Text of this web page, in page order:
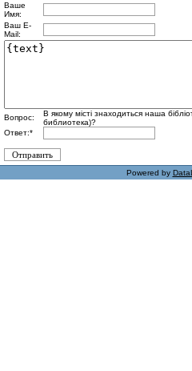
Ваше
Имя:
Ваш E-
Mail:
Вопрос:
В якому місті знаходиться наша
библиотека)?
Ответ:*
Powered by